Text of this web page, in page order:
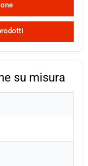
su misura